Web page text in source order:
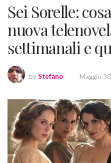
Sei Sorelle:
nuova
settimanali e
byStefano Maggio